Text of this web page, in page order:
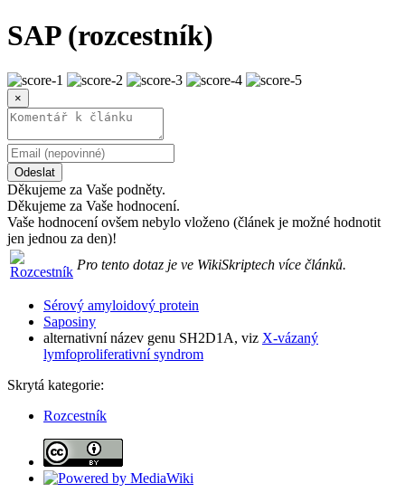
SAP (rozcestník)
×
Odeslat
Děkujeme za Vaše podněty.
Děkujeme za Vaše hodnocení.
Vaše hodnocení ovšem nebylo vloženo (článek je možné hodnotit
jen jednou za den)!
Pro tento dotaz je ve WikiSkriptech více článků.
Sérový amyloidový protein
Saposiny
alternativní název genu SH2D1A, viz X-vázaný
lymfoproliferativní syndrom
Skrytá kategorie:
Rozcestník